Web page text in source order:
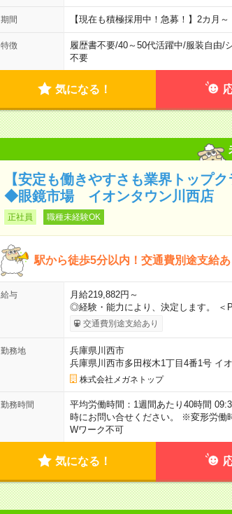
期間 【現在も積極採用中！急募！】2カ月
特徴 履歴書不要/40～50代活躍中/服装自由/
不要
気になる！
【安定も働きやすさも業界トップ
◆眼鏡市場 イオンタウン川西店
正社員 職種未経験OK
駅から徒歩5分以内！交通費別途支給
給与
月給219,882円～
◎経験・能力により、決定します。
交通費別途支給あり
勤務地
兵庫県川西市
兵庫県川西市多田桜木1丁目4番1号 イ
株式会社メガネトップ
勤務時間
平均労働時間：1週間あたり40時間
時にお問い合せください。 ※変形労働
Wワーク不可
気になる！